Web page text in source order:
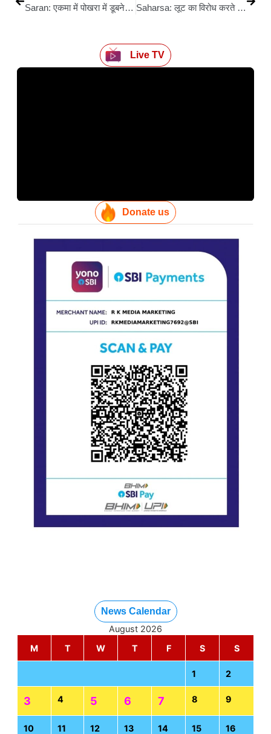
Saran: एकमा में पोखरा में डूबने से तीन मासूमों की दर्दनाक मौत Saharsa: लूट का विरोध करते ही चली गोली: सोनवर्षा राज में आलू व्यवसायी को बदमाशों ने किया लहूलुहान
Live TV
Donate us
News Calendar
August 2026
M
T W T F S S
1 2
3 4 5 6 7 8 9
10 11 12 13 14 15 16